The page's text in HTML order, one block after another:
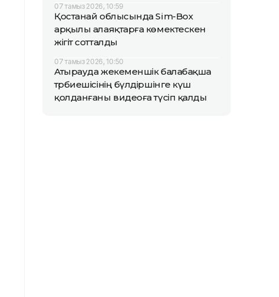
07 тамыз 2026, 10:59
Қостанай облысында Sim-Box
арқылы алаяқтарға көмектескен
жігіт сотталды
07 тамыз 2026, 10:50
Атырауда жекеменшік балабақша
тәрбиешісінің бүлдіршінге күш
қолданғаны видеоға түсіп қалды